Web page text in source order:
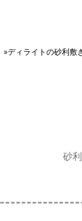
»ディライトの砂利敷
砂